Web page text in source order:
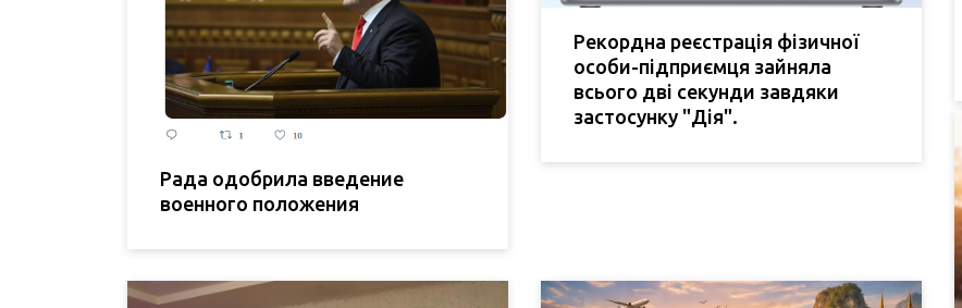
Рада одобрила введение
военного положения
Рекордна реєстрація фізичної
особи-підприємця зайняла
всього дві секунди завдяки
застосунку "Дія".